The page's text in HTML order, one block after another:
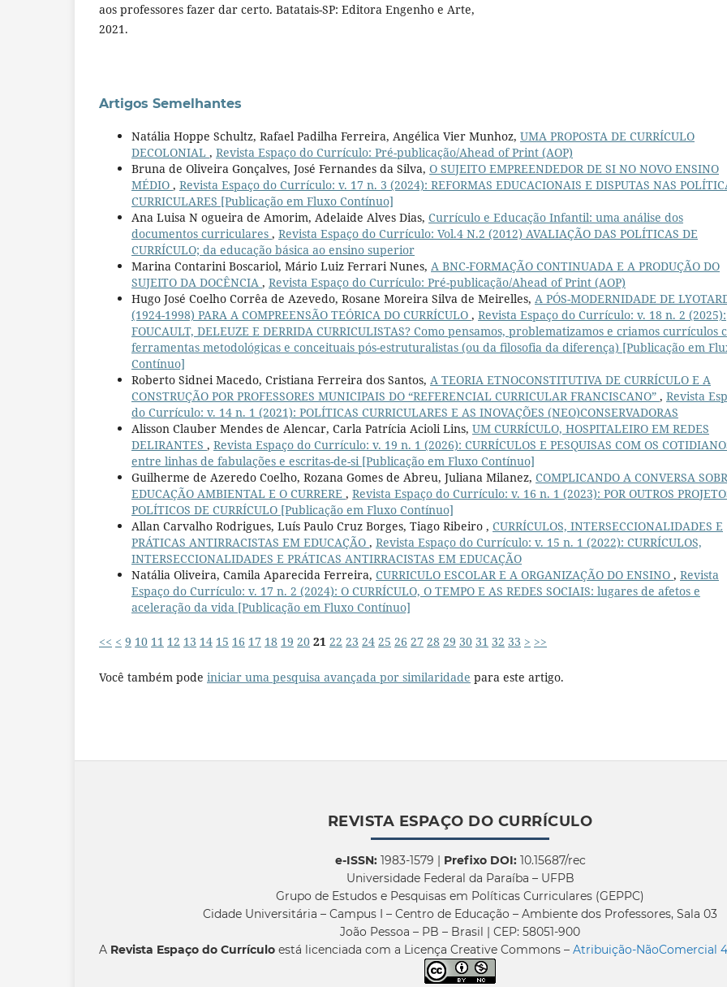
aos professores fazer dar certo. Batatais-SP: Editora Engenho e Arte,
2021.
Artigos Semelhantes
Natália Hoppe Schultz, Rafael Padilha Ferreira, Angélica Vier Munhoz, UMA PROPOSTA DE CURRÍCULO
DECOLONIAL , Revista Espaço do Currículo: Pré-publicação/Ahead of Print (AOP)
Bruna de Oliveira Gonçalves, José Fernandes da Silva, O SUJEITO EMPREENDEDOR DE SI NO NOVO ENSINO
MÉDIO , Revista Espaço do Currículo: v. 17 n. 3 (2024): REFORMAS EDUCACIONAIS E DISPUTAS NAS
CURRICULARES [Publicação em Fluxo Contínuo]
Ana Luisa N ogueira de Amorim, Adelaide Alves Dias, Currículo e Educação Infantil: uma análise dos
documentos curriculares , Revista Espaço do Currículo: Vol.4 N.2 (2012) AVALIAÇÃO DAS POLÍTICAS DE
CURRÍCULO; da educação básica ao ensino superior
Marina Contarini Boscariol, Mário Luiz Ferrari Nunes, A BNC-FORMAÇÃO CONTINUADA E A PRODUÇÃO DO
SUJEITO DA DOCÊNCIA , Revista Espaço do Currículo: Pré-publicação/Ahead of Print (AOP)
Hugo José Coelho Corrêa de Azevedo, Rosane Moreira Silva de Meirelles, A PÓS-MODERNIDADE DE
(1924-1998) PARA A COMPREENSÃO TEÓRICA DO CURRÍCULO , Revista Espaço do Currículo: v. 18 n. 2 (2025):
FOUCAULT, DELEUZE E DERRIDA CURRICULISTAS? Como pensamos, problematizamos e criamos currículos
ferramentas metodológicas e conceituais pós-estruturalistas (ou da filosofia da diferença) [Publicação em
Contínuo]
Roberto Sidnei Macedo, Cristiana Ferreira dos Santos, A TEORIA ETNOCONSTITUTIVA DE CURRÍCULO E A
CONSTRUÇÃO POR PROFESSORES MUNICIPAIS DO “REFERENCIAL CURRICULAR FRANCISCANO” , Revista
do Currículo: v. 14 n. 1 (2021): POLÍTICAS CURRICULARES E AS INOVAÇÕES (NEO)CONSERVADORAS
Alisson Clauber Mendes de Alencar, Carla Patrícia Acioli Lins, UM CURRÍCULO, HOSPITALEIRO EM REDES
DELIRANTES , Revista Espaço do Currículo: v. 19 n. 1 (2026): CURRÍCULOS E PESQUISAS COM OS
entre linhas de fabulações e escritas-de-si [Publicação em Fluxo Contínuo]
Guilherme de Azeredo Coelho, Rozana Gomes de Abreu, Juliana Milanez, COMPLICANDO A CONVERSA
EDUCAÇÃO AMBIENTAL E O CURRERE , Revista Espaço do Currículo: v. 16 n. 1 (2023): POR OUTROS
POLÍTICOS DE CURRÍCULO [Publicação em Fluxo Contínuo]
Allan Carvalho Rodrigues, Luís Paulo Cruz Borges, Tiago Ribeiro , CURRÍCULOS, INTERSECCIONALIDADES E
PRÁTICAS ANTIRRACISTAS EM EDUCAÇÃO , Revista Espaço do Currículo: v. 15 n. 1 (2022): CURRÍCULOS,
INTERSECCIONALIDADES E PRÁTICAS ANTIRRACISTAS EM EDUCAÇÃO
Natália Oliveira, Camila Aparecida Ferreira, CURRICULO ESCOLAR E A ORGANIZAÇÃO DO ENSINO , Revista
Espaço do Currículo: v. 17 n. 2 (2024): O CURRÍCULO, O TEMPO E AS REDES SOCIAIS: lugares de afetos e
aceleração da vida [Publicação em Fluxo Contínuo]
<< < 9 10 11 12 13 14 15 16 17 18 19 20 21 22 23 24 25 26 27 28 29 30 31 32 33 > >>
Você também pode iniciar uma pesquisa avançada por similaridade para este artigo.
REVISTA ESPAÇO DO CURRÍCULO
e-ISSN:1983-1579 | Prefixo DOI:10.15687/rec
Universidade Federal da Paraíba – UFPB
Grupo de Estudos e Pesquisas em Políticas Curriculares (GEPPC)
Cidade Universitária – Campus I – Centro de Educação – Ambiente dos Professores, Sala 03
João Pessoa – PB – Brasil | CEP: 58051-900
A Revista Espaço do Currículo está licenciada com a Licença Creative Commons – Atribuição-NãoComercial